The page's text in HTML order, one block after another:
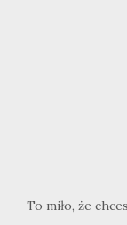
To miło, że